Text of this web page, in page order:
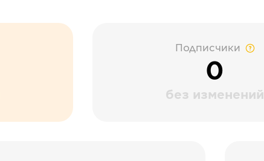
Подписчики
0
без изменений